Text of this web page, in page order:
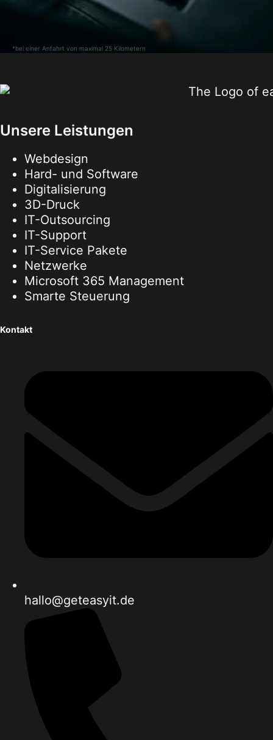
*bei einer Anfahrt von maximal 25 Kilometern
Unsere Leistungen
Webdesign
Hard- und Software
Digitalisierung
3D-Druck
IT-Outsourcing
IT-Support
IT-Service Pakete
Netzwerke
Microsoft 365 Management
Smarte Steuerung
Kontakt
hallo@geteasyit.de